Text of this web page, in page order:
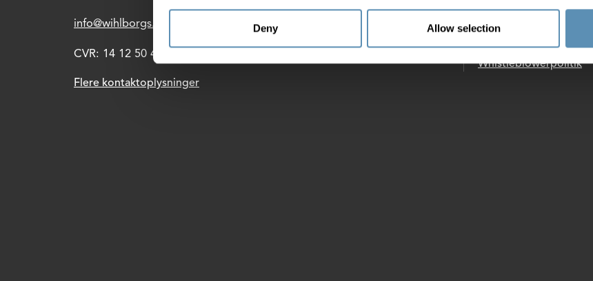
Deny Allow selection
info@wihlborgs.dk
CVR: 14 12 50 43
Flere kontaktoplysninger
Ladestander Nyheder
Whistleblowerpolitik